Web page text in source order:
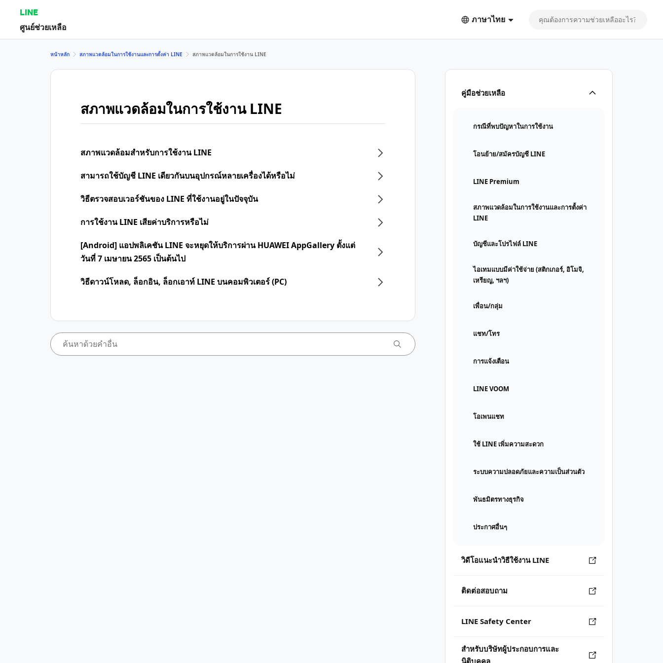
LINE
ศูนย์ช่วยเหลือ
ภาษาไทย
คู่มือช่วยเหลือ
กรณีที่พบปัญหาในการใช้งาน
โอนย้าย/สมัครบัญชี LINE
LINE Premium
สภาพแวดล้อมในการใช้งานและการตั้งค่า
LINE
บัญชีและโปรไฟล์ LINE
ไอเทมแบบมีค่าใช้จ่าย (สติกเกอร์, อิโมจิ,
เหรียญ, ฯลฯ)
เพื่อน/กลุ่ม
แชท/โทร
การแจ้งเตือน
LINE VOOM
โอเพนแชท
ใช้ LINE เพิ่มความสะดวก
ระบบความปลอดภัยและความเป็นส่วนตัว
พันธมิตรทางธุรกิจ
ประกาศอื่นๆ
วิดีโอแนะนำวิธีใช้งาน LINE
ติดต่อสอบถาม
LINE Safety Center
สำหรับบริษัทผู้ประกอบการและ
นิติบุคคล
หน้าหลัก สภาพแวดล้อมในการใช้งานและการตั้งค่า LINE สภาพแวดล้อมในการใช้งาน LINE
สภาพแวดล้อมในการใช้งาน LINE
สภาพแวดล้อมสำหรับการใช้งาน LINE
สามารถใช้บัญชี LINE เดียวกันบนอุปกรณ์หลายเครื่องได้หรือไม่
วิธีตรวจสอบเวอร์ชันของ LINE ที่ใช้งานอยู่ในปัจจุบัน
การใช้งาน LINE เสียค่าบริการหรือไม่
[Android] แอปพลิเคชัน LINE จะหยุดให้บริการผ่าน HUAWEI AppGallery ตั้งแต่
วันที่ 7 เมษายน 2565 เป็นต้นไป
วิธีดาวน์โหลด, ล็อกอิน, ล็อกเอาท์ LINE บนคอมพิวเตอร์ (PC)